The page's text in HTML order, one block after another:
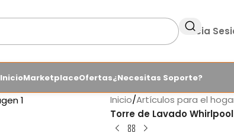
Inicia
InicioMarketplaceOfertas¿Necesitas Soporte?
Inicio/Artículos para el
Torre de Lavado